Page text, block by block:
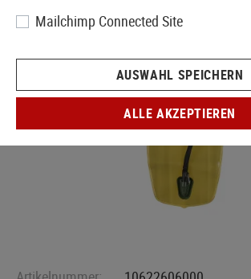
Mailchimp Connected Site
AUSWAHL SPEICHERN
ALLE AKZEPTIEREN